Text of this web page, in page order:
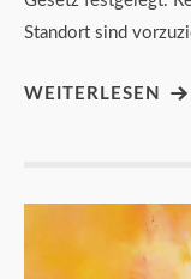
Standort sind
WEITERLESEN